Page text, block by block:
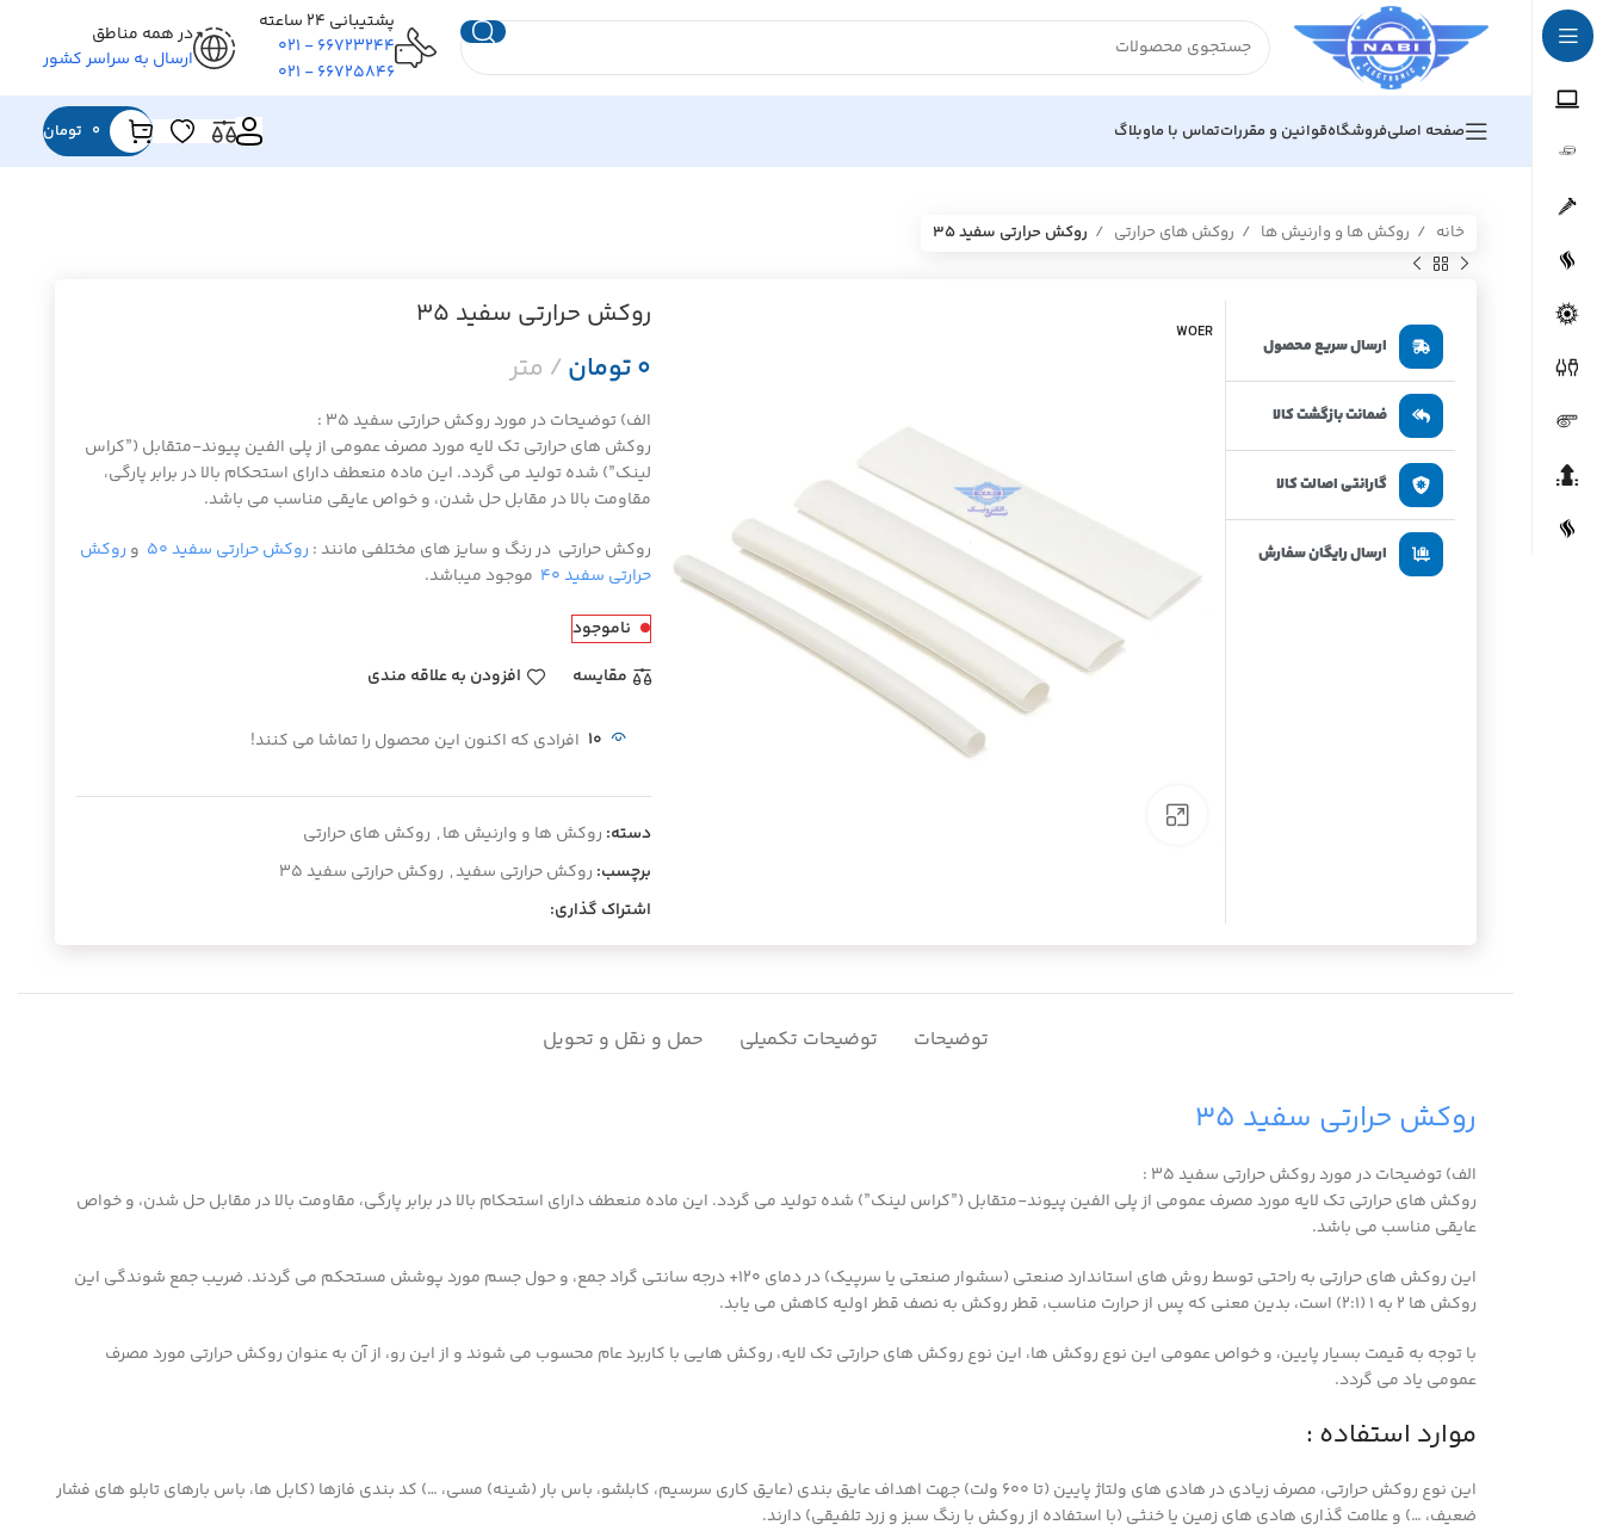
پشتیبانی ۲۴ ساعته
۶۶۷۲۳۲۴۴ - ۰۲۱
۶۶۷۲۵۸۴۶ - ۰۲۱
در همه مناطق
ارسال به سراسر کشور
صفحه اصلیفروشگاهقوانین و مقرراتتماس با ماوبلاگ 0 تومان
خانه روکش ها و وارنیش ها روکش های حرارتی روکش حرارتی سفید ۳۵
WOER روکش حرارتی سفید ۳۵
تومان
الف) توضیحات در مورد روکش حرارتی سفید ۳۵ :
روکش های حرارتی تک لایه مورد مصرف عمومی از پلی الفین پیوند-متقابل (”کراس
لینک”) شده تولید می گردد. این ماده منعطف دارای استحکام بالا در برابر پارگی،
مقاومت بالا در مقابل حل شدن، و خواص عایقی مناسب می باشد.
روکش حرارتی در رنگ و سایز های مختلفی مانند : روکش حرارتی سفید ۵۰ و روکش
حرارتی سفید ۴۰
موجود میباشد.
ناموجود
مقايسه
افزودن به علاقه مندی
10 افرادی که اکنون این محصول را تماشا می کنند!
دسته: روکش ها و وارنیش ها, روکش های حرارتی
برچسب: روکش حرارتی سفید, روکش حرارتی سفید ۳۵
اشتراک گذاری:
ارسال سریع محصول
ضمانت بازگشت کالا
گارانتی اصالت کالا
ارسال رایگان سفارش
توضیحات توضیحات تکمیلی حمل و نقل و تحویل
روکش حرارتی سفید ۳۵
الف) توضیحات در مورد روکش حرارتی سفید ۳۵ :
روکش های حرارتی تک لایه مورد مصرف عمومی از پلی الفین پیوند-متقابل (”کراس لینک”) شده تولید می گردد. این ماده منعطف دارای استحکام بالا در برابر پارگی، مقاومت بالا در مقابل حل شدن، و خواص
عایقی مناسب می باشد.
این روکش های حرارتی به راحتی توسط روش های استاندارد صنعتی (سشوار صنعتی یا سرپیک) در دمای ۱۲۰+ درجه سانتی گراد جمع، و حول جسم مورد پوشش مستحکم می گردند. ضریب جمع شوندگی این
روکش ها ۲ به ۱ (۲:۱) است، بدین معنی که پس از حرارت مناسب، قطر روکش به نصف قطر اولیه کاهش می یابد.
با توجه به قیمت بسیار پایین، و خواص عمومی این نوع روکش ها، این نوع روکش های حرارتی تک لایه، روکش هایی با کاربرد عام محسوب می شوند و از این رو، از آن به عنوان روکش حرارتی مورد مصرف
عمومی یاد می گردد.
موارد استفاده :
این نوع روکش حرارتی، مصرف زیادی در هادی های ولتاژ پایین (تا ۶۰۰ ولت) جهت اهداف عایق بندی (عایق کاری سرسیم، کابلشو، باس بار (شینه) مسی، …) کد بندی فازها (کابل ها، باس بارهای تابلو های فشار
ضعیف، …) و علامت گذاری هادی های زمین یا خنثی (با استفاده از روکش با رنگ سبز و زرد تلفیقی) دارند.